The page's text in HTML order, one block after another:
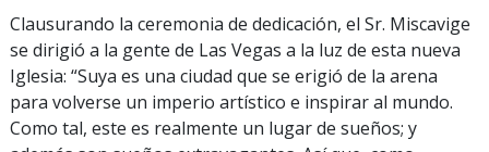
Clausurando la ceremonia de dedicación, el Sr. Miscavige
se dirigió a la gente de Las Vegas a la luz de esta nueva
Iglesia: “Suya es una ciudad que se erigió de la arena
para volverse un imperio artístico e inspirar al mundo.
Como tal, este es realmente un lugar de sueños; y